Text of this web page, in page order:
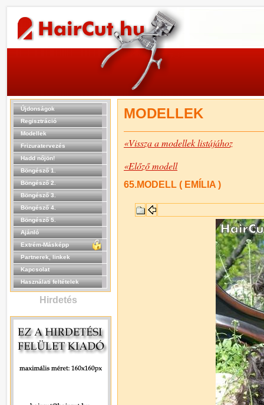
Újdonságok
Regisztráció
Modellek
Frizuratervezés
Hadd nőjön!
Böngésző 1.
Böngésző 2.
Böngésző 3.
Böngésző 4.
Böngésző 5.
Ajánló
Extrém-Másképp
Partnerek, linkek
Kapcsolat
Használati feltételek
Hirdetés
MODELLEK
«Vissza a modellek listájához
«Előző modell
65.MODELL ( EMÍLIA )